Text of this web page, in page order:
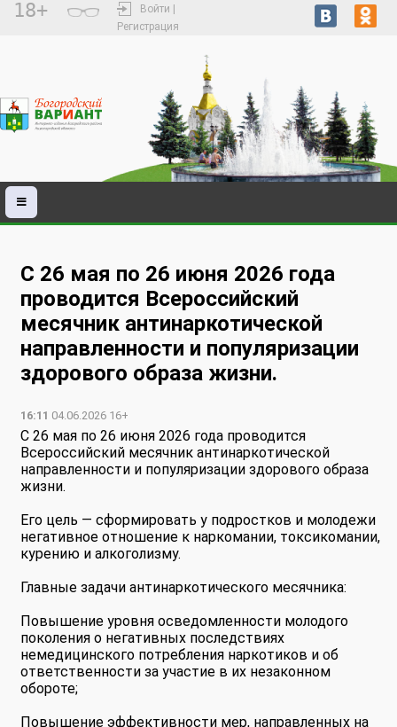
18+
Войти |
Регистрация
С 26 мая по 26 июня 2026 года
проводится Всероссийский
месячник антинаркотической
направленности и популяризации
здорового образа жизни.
16:11 04.06.2026 16+
С 26 мая по 26 июня 2026 года проводится
Всероссийский месячник антинаркотической
направленности и популяризации здорового образа
жизни.
Его цель — сформировать у подростков и молодежи
негативное отношение к наркомании, токсикомании,
курению и алкоголизму.
Главные задачи антинаркотического месячника:
Повышение уровня осведомленности молодого
поколения о негативных последствиях
немедицинского потребления наркотиков и об
ответственности за участие в их незаконном
обороте;
Повышение эффективности мер, направленных на